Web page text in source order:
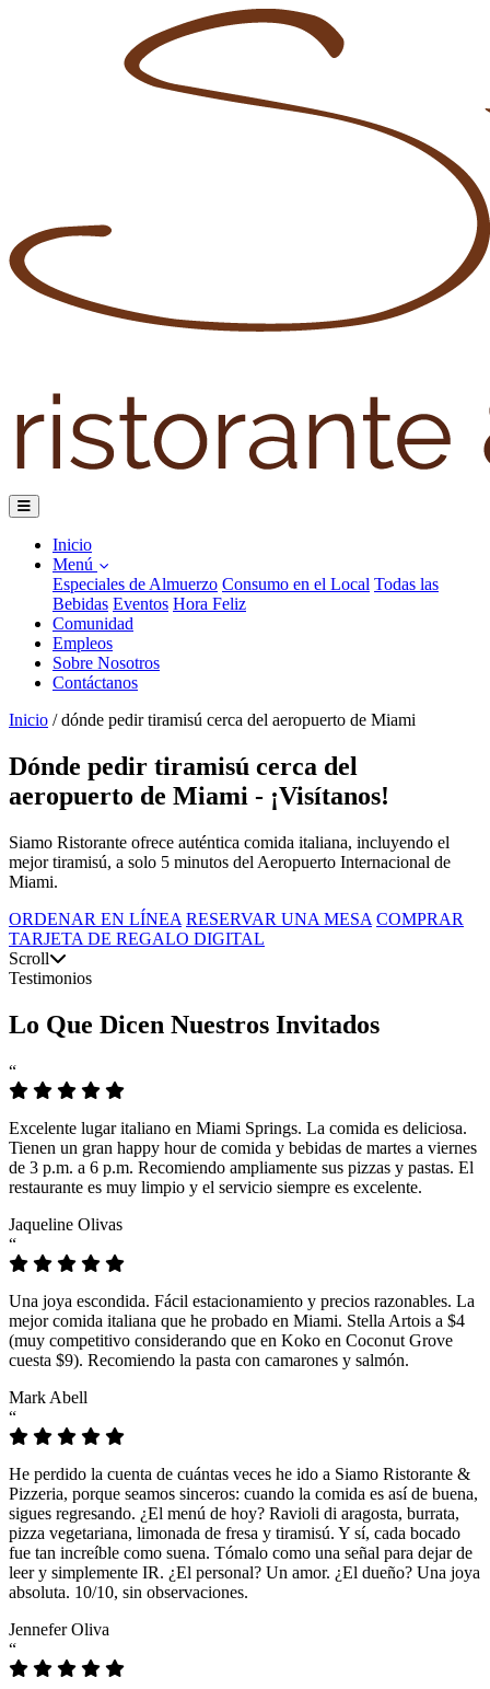
Inicio
Menú
Especiales de Almuerzo Consumo en el Local Todas las
Bebidas Eventos Hora Feliz
Comunidad
Empleos
Sobre Nosotros
Contáctanos
Inicio / dónde pedir tiramisú cerca del aeropuerto de Miami
Dónde pedir tiramisú cerca del
aeropuerto de Miami - ¡Visítanos!
Siamo Ristorante ofrece auténtica comida italiana, incluyendo el
mejor tiramisú, a solo 5 minutos del Aeropuerto Internacional de
Miami.
ORDENAR EN LÍNEA RESERVAR UNA MESA COMPRAR
TARJETA DE REGALO DIGITAL
Scroll
Testimonios
Lo Que Dicen Nuestros Invitados
“
Excelente lugar italiano en Miami Springs. La comida es deliciosa.
Tienen un gran happy hour de comida y bebidas de martes a viernes
de 3 p.m. a 6 p.m. Recomiendo ampliamente sus pizzas y pastas. El
restaurante es muy limpio y el servicio siempre es excelente.
Jaqueline Olivas
“
Una joya escondida. Fácil estacionamiento y precios razonables. La
mejor comida italiana que he probado en Miami. Stella Artois a $4
(muy competitivo considerando que en Koko en Coconut Grove
cuesta $9). Recomiendo la pasta con camarones y salmón.
Mark Abell
“
He perdido la cuenta de cuántas veces he ido a Siamo Ristorante &
Pizzeria, porque seamos sinceros: cuando la comida es así de buena,
sigues regresando. ¿El menú de hoy? Ravioli di aragosta, burrata,
pizza vegetariana, limonada de fresa y tiramisú. Y sí, cada bocado
fue tan increíble como suena. Tómalo como una señal para dejar de
leer y simplemente IR. ¿El personal? Un amor. ¿El dueño? Una joya
absoluta. 10/10, sin observaciones.
Jennefer Oliva
“